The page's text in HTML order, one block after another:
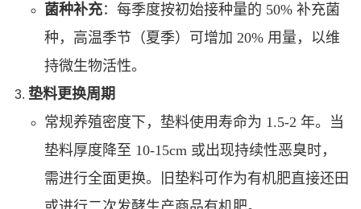
菌种补充：每季度按初始接种量的 50% 补充菌
种，高温季节（夏季）可增加 20% 用量，以维
持微生物活性。
垫料更换周期
常规养殖密度下，垫料使用寿命为 1.5-2 年。当
垫料厚度降至 10-15cm 或出现持续性恶臭时，
需进行全面更换。旧垫料可作为有机肥直接还田